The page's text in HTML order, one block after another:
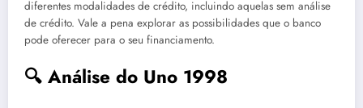
diferentes modalidades de crédito, incluindo aquelas sem análise
de crédito. Vale a pena explorar as possibilidades que o banco
pode oferecer para o seu financiamento.
🔍 Análise do Uno 1998